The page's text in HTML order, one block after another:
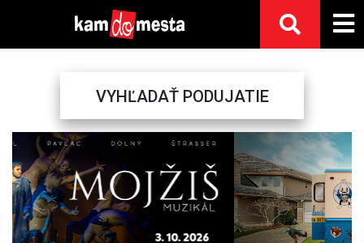
VYHĽADAŤ PODUJATIE
Previous Next